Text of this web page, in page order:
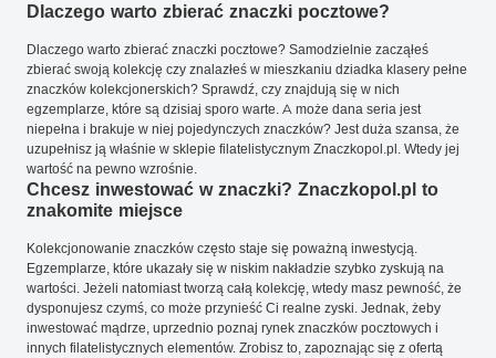
Dlaczego warto zbierać znaczki pocztowe?
Dlaczego warto zbierać znaczki pocztowe? Samodzielnie zacząłeś
zbierać swoją kolekcję czy znalazłeś w mieszkaniu dziadka klasery pełne
znaczków kolekcjonerskich? Sprawdź, czy znajdują się w nich
egzemplarze, które są dzisiaj sporo warte. A może dana seria jest
niepełna i brakuje w niej pojedynczych znaczków? Jest duża szansa, że
uzupełnisz ją właśnie w sklepie filatelistycznym Znaczkopol.pl. Wtedy jej
wartość na pewno wzrośnie.
Chcesz inwestować w znaczki? Znaczkopol.pl to
znakomite miejsce
Kolekcjonowanie znaczków często staje się poważną inwestycją.
Egzemplarze, które ukazały się w niskim nakładzie szybko zyskują na
wartości. Jeżeli natomiast tworzą całą kolekcję, wtedy masz pewność, że
dysponujesz czymś, co może przynieść Ci realne zyski. Jednak, żeby
inwestować mądrze, uprzednio poznaj rynek znaczków pocztowych i
innych filatelistycznych elementów. Zrobisz to, zapoznając się z ofertą